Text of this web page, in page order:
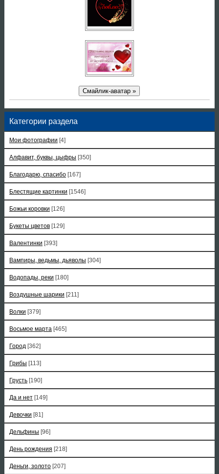
Смайлик-аватар »
Категории раздела
Мои фотографии [4]
Алфавит, буквы, цыфры [350]
Благодарю, спасибо [167]
Блестящие картинки [1546]
Божьи коровки [126]
Букеты цветов [129]
Валентинки [393]
Вампиры, ведьмы, дьяволы [304]
Водопады, реки [180]
Воздушные шарики [211]
Волки [379]
Восьмое марта [465]
Город [362]
Грибы [113]
Грусть [190]
Да и нет [149]
Девочки [81]
Дельфины [96]
День рождения [218]
Деньги, золото [207]